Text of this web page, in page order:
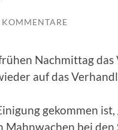
Nachmittag
auf das
gekommen
Mahnwachen bei